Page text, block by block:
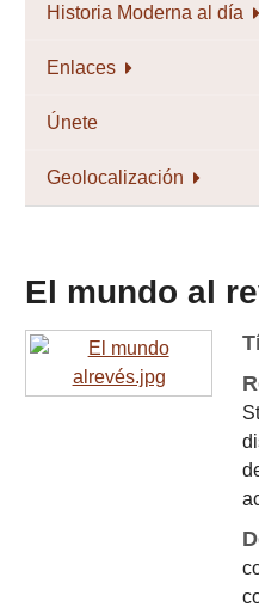
Historia Moderna al día
Enlaces
Únete
Geolocalización
El mundo al